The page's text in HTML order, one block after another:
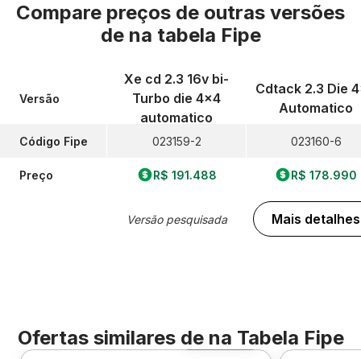
Compare preços de outras versões
de na tabela Fipe
Versão
Código Fipe
Preço
Xe cd 2.3 16v bi-
Turbo die 4x4
automatico
023159-2
R$ 191.488
Versão pesquisada
Cdtack 2.3 Die
Automatico
023160-6
R$ 178.990
Mais detalhes
Ofertas similares de na Tabela Fipe
Foto 360º